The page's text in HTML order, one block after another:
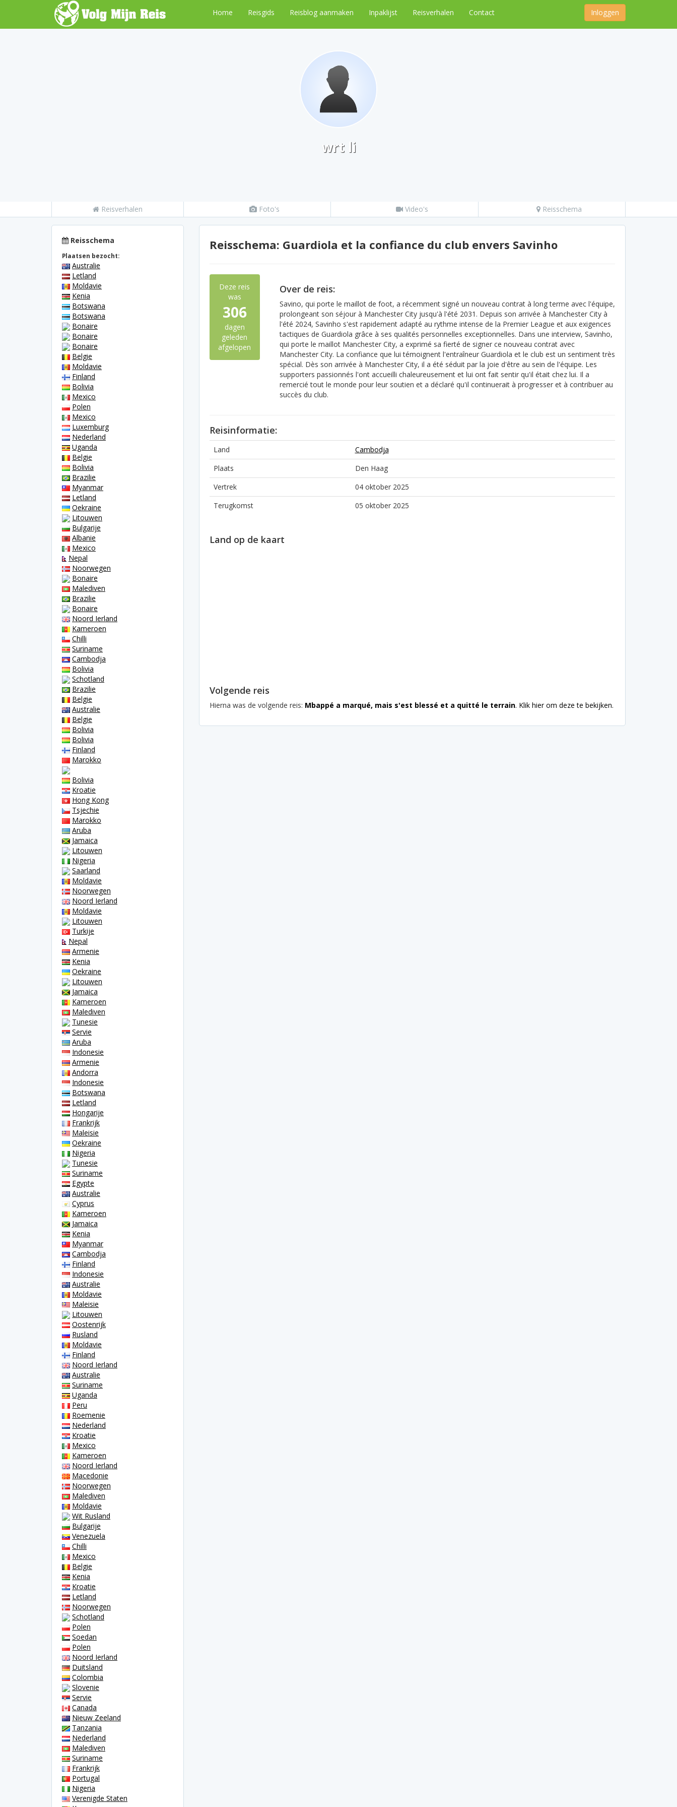
Home Reisgids Reisblog aanmaken Inpaklijst Reisverhalen Contact Inloggen
wrt li
Reisverhalen Foto's Video's Reisschema
Reisschema
Plaatsen bezocht:
Australie
Letland
Moldavie
Kenia
Botswana
Botswana
Bonaire
Bonaire
Bonaire
Belgie
Moldavie
Finland
Bolivia
Mexico
Polen
Mexico
Luxemburg
Nederland
Uganda
Belgie
Bolivia
Brazilie
Myanmar
Letland
Oekraine
Litouwen
Bulgarije
Albanie
Mexico
Nepal
Noorwegen
Bonaire
Malediven
Brazilie
Bonaire
Noord Ierland
Kameroen
Chilli
Suriname
Cambodja
Bolivia
Schotland
Brazilie
Belgie
Australie
Belgie
Bolivia
Bolivia
Finland
Marokko
Bolivia
Kroatie
Hong Kong
Tsjechie
Marokko
Aruba
Jamaica
Litouwen
Nigeria
Saarland
Moldavie
Noorwegen
Noord Ierland
Moldavie
Litouwen
Turkije
Nepal
Armenie
Kenia
Oekraine
Litouwen
Jamaica
Kameroen
Malediven
Tunesie
Servie
Aruba
Indonesie
Armenie
Andorra
Indonesie
Botswana
Letland
Hongarije
Frankrijk
Maleisie
Oekraine
Nigeria
Tunesie
Suriname
Egypte
Australie
Cyprus
Kameroen
Jamaica
Kenia
Myanmar
Cambodja
Finland
Indonesie
Australie
Moldavie
Maleisie
Litouwen
Oostenrijk
Rusland
Moldavie
Finland
Noord Ierland
Australie
Suriname
Uganda
Peru
Roemenie
Nederland
Kroatie
Mexico
Kameroen
Noord Ierland
Macedonie
Noorwegen
Malediven
Moldavie
Wit Rusland
Bulgarije
Venezuela
Chilli
Mexico
Belgie
Kenia
Kroatie
Letland
Noorwegen
Schotland
Polen
Soedan
Polen
Noord Ierland
Duitsland
Colombia
Slovenie
Servie
Canada
Nieuw Zeeland
Tanzania
Nederland
Malediven
Suriname
Frankrijk
Portugal
Nigeria
Verenigde Staten
Reisschema: Guardiola et la confiance du club envers Savinho
Deze reis
was
306
dagen
geleden
afgelopen
Over de reis:
Savino, qui porte le maillot de foot, a récemment signé un nouveau contrat à long terme avec l'équipe,
prolongeant son séjour à Manchester City jusqu'à l'été 2031. Depuis son arrivée à Manchester City à
l'été 2024, Savinho s'est rapidement adapté au rythme intense de la Premier League et aux exigences
tactiques de Guardiola grâce à ses qualités personnelles exceptionnelles. Dans une interview, Savinho,
qui porte le maillot Manchester City, a exprimé sa fierté de signer ce nouveau contrat avec
Manchester City. La confiance que lui témoignent l'entraîneur Guardiola et le club est un sentiment très
spécial. Dès son arrivée à Manchester City, il a été séduit par la joie d'être au sein de l'équipe. Les
supporters passionnés l'ont accueilli chaleureusement et lui ont fait sentir qu'il était chez lui. Il a
remercié tout le monde pour leur soutien et a déclaré qu'il continuerait à progresser et à contribuer au
succès du club.
Reisinformatie:
Land
Cambodja
Plaats
Den Haag
Vertrek
04 oktober 2025
Terugkomst
05 oktober 2025
Land op de kaart
Volgende reis
Hierna was de volgende reis: Mbappé a marqué, mais s'est blessé et a quitté le terrain. Klik hier om deze te bekijken.